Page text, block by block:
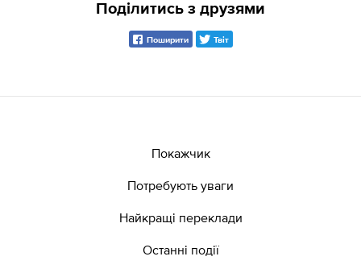
Поділитись з друзями
Поширити Твіт
Покажчик
Потребують уваги
Найкращі переклади
Останні події